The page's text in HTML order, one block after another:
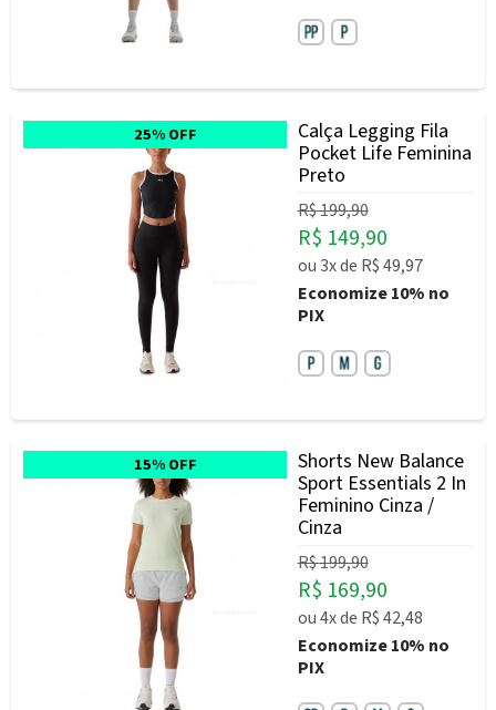
25% OFF
Calça Legging Fila
Pocket Life Feminina
Preto
R$ 199,90
R$ 149,90
ou3xde R$ 49,97
Economize10% no
PIX
15% OFF
Shorts New Balance
Sport Essentials 2 In
Feminino Cinza /
Cinza
R$ 199,90
R$ 169,90
ou4xde R$ 42,48
Economize10% no
PIX